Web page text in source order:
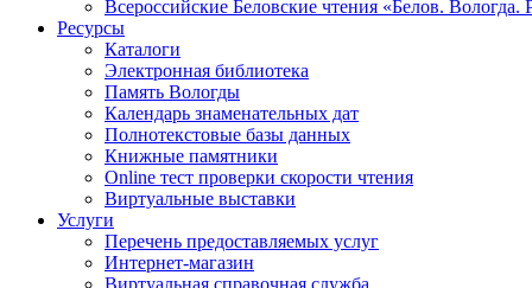
Всероссийские Беловские чтения «Белов. Вологда.
Ресурсы
Каталоги
Электронная библиотека
Память Вологды
Календарь знаменательных дат
Полнотекстовые базы данных
Книжные памятники
Online тест проверки скорости чтения
Виртуальные выставки
Услуги
Перечень предоставляемых услуг
Интернет-магазин
Виртуальная справочная служба